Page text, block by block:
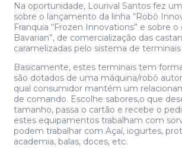
Na oportunidade, Lourival Santos fez
sobre o lançamento da linha “Robô
Franquia “Frozen Innovations” e sobre
Bavarian”, de comercialização das
caramelizadas pelo sistema de
Basicamente, estes terminais tem
são dotados de uma máquina/robô
qual consumidor mantém um
de comando. Escolhe sabores,o que
tamanho, passa o cartão e recebe o
estes equipamentos trabalham com
podem trabalhar com Açaí, iogurtes,
academia, balas, doces, etc.